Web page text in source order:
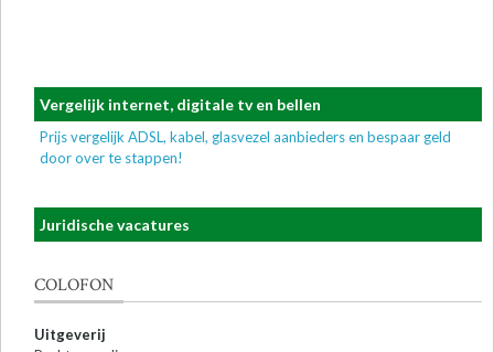
Vergelijk internet, digitale tv en bellen
Prijs vergelijk ADSL, kabel, glasvezel aanbieders en bespaar geld
door over te stappen!
Juridische vacatures
COLOFON
Uitgeverij